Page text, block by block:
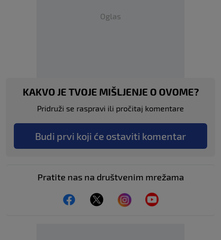
Oglas
KAKVO JE TVOJE MIŠLJENJE O OVOME?
Pridruži se raspravi ili pročitaj komentare
Budi prvi koji će ostaviti komentar
Pratite nas na društvenim mrežama